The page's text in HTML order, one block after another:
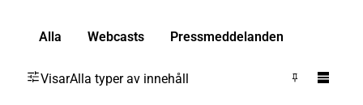
Alla Webcasts Pressmeddelanden
VisarAlla typer av innehåll